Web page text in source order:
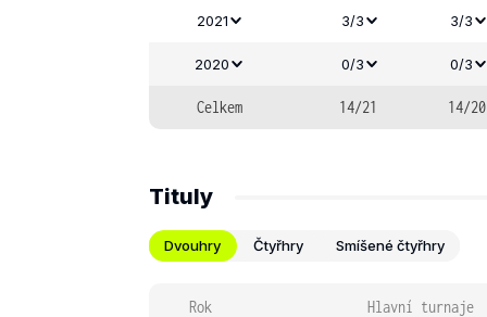
2021 3/3 3/3
2020 0/3 0/3
Celkem 14/21 14/20
Tituly
Dvouhry Čtyřhry Smíšené čtyřhry
Rok Hlavní turnaje